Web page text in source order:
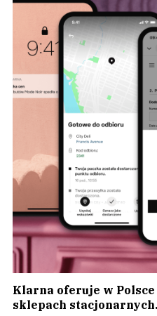
Klarna oferuje w Polsce
sklepach